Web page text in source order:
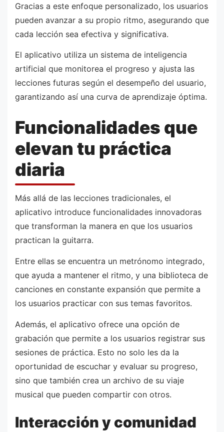
Gracias a este enfoque personalizado, los usuarios
pueden avanzar a su propio ritmo, asegurando que
cada lección sea efectiva y significativa.
El aplicativo utiliza un sistema de inteligencia
artificial que monitorea el progreso y ajusta las
lecciones futuras según el desempeño del usuario,
garantizando así una curva de aprendizaje óptima.
Funcionalidades que
elevan tu práctica
diaria
Más allá de las lecciones tradicionales, el
aplicativo introduce funcionalidades innovadoras
que transforman la manera en que los usuarios
practican la guitarra.
Entre ellas se encuentra un metrónomo integrado,
que ayuda a mantener el ritmo, y una biblioteca de
canciones en constante expansión que permite a
los usuarios practicar con sus temas favoritos.
Además, el aplicativo ofrece una opción de
grabación que permite a los usuarios registrar sus
sesiones de práctica. Esto no solo les da la
oportunidad de escuchar y evaluar su progreso,
sino que también crea un archivo de su viaje
musical que pueden compartir con otros.
Interacción y comunidad